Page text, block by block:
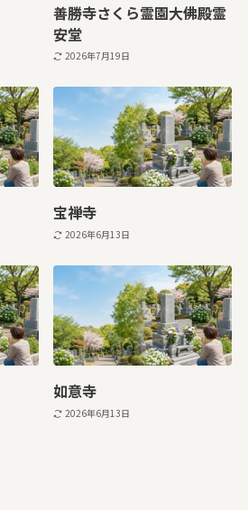
善勝寺さくら霊園大佛殿霊
安堂
2026年7月19日
宝禅寺
2026年6月13日
如意寺
2026年6月13日